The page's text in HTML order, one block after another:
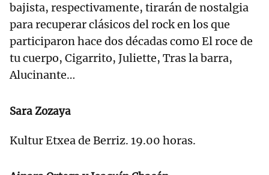
bajista, respectivamente, tirarán de nostalgia
para recuperar clásicos del rock en los que
participaron hace dos décadas como El roce de
tu cuerpo, Cigarrito, Juliette, Tras la barra,
Alucinante…
Sara Zozaya
Kultur Etxea de Berriz. 19.00 horas.